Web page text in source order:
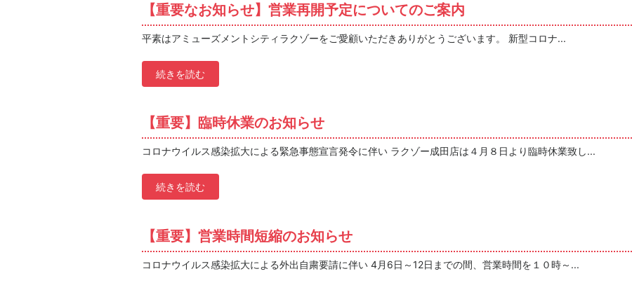
【重要なお知らせ】営業再開予定についてのご案内
平素はアミューズメントシティラクゾーをご愛顧いただきありがとうございます。 新型コロナ...
続きを読む
【重要】臨時休業のお知らせ
コロナウイルス感染拡大による緊急事態宣言発令に伴い ラクゾー成田店は４月８日より臨時休業致し...
続きを読む
【重要】営業時間短縮のお知らせ
コロナウイルス感染拡大による外出自粛要請に伴い 4月6日～12日までの間、営業時間を１０時～...